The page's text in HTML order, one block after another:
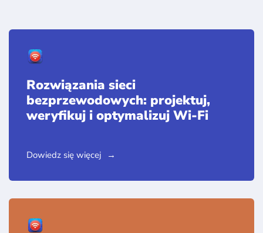
Rozwiązania sieci
bezprzewodowych: projektuj,
weryfikuj i optymalizuj Wi-Fi
Dowiedz się więcej